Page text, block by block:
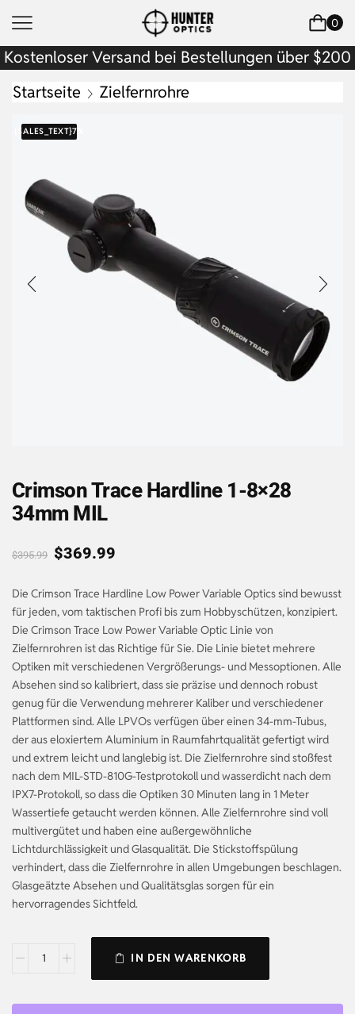
0
Kostenloser Versand bei Bestellungen über $200
Startseite
Zielfernrohre
{SALES_TEXT}7%
Crimson Trace Hardline 1-8×28
34mm MIL
$395.99 $369.99
Die Crimson Trace Hardline Low Power Variable Optics sind bewusst
für jeden, vom taktischen Profi bis zum Hobbyschützen, konzipiert.
Die Crimson Trace Low Power Variable Optic Linie von
Zielfernrohren ist das Richtige für Sie. Die Linie bietet mehrere
Optiken mit verschiedenen Vergrößerungs- und Messoptionen. Alle
Absehen sind so kalibriert, dass sie präzise und dennoch robust
genug für die Verwendung mehrerer Kaliber und verschiedener
Plattformen sind. Alle LPVOs verfügen über einen 34-mm-Tubus,
der aus eloxiertem Aluminium in Raumfahrtqualität gefertigt wird
und extrem leicht und langlebig ist. Die Zielfernrohre sind stoßfest
nach dem MIL-STD-810G-Testprotokoll und wasserdicht nach dem
IPX7-Protokoll, so dass die Optiken 30 Minuten lang in 1 Meter
Wassertiefe getaucht werden können. Alle Zielfernrohre sind voll
multivergütet und haben eine außergewöhnliche
Lichtdurchlässigkeit und Glasqualität. Die Stickstoffspülung
verhindert, dass die Zielfernrohre in allen Umgebungen beschlagen.
Glasgeätzte Absehen und Qualitätsglas sorgen für ein
hervorragendes Sichtfeld.
IN DEN WARENKORB